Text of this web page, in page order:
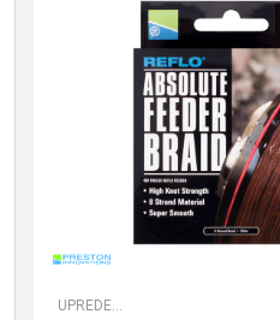
UPREDENE STRUNE